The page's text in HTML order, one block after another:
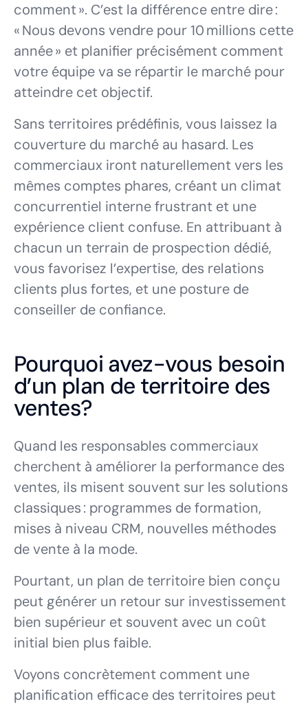
comment ». C’est la différence entre dire :
« Nous devons vendre pour 10 millions cette
année » et planifier précisément comment
votre équipe va se répartir le marché pour
atteindre cet objectif.
Sans territoires prédéfinis, vous laissez la
couverture du marché au hasard. Les
commerciaux iront naturellement vers les
mêmes comptes phares, créant un climat
concurrentiel interne frustrant et une
expérience client confuse. En attribuant à
chacun un terrain de prospection dédié,
vous favorisez l’expertise, des relations
clients plus fortes, et une posture de
conseiller de confiance.
Pourquoi avez-vous besoin
d’un plan de territoire des
ventes?
Quand les responsables commerciaux
cherchent à améliorer la performance des
ventes, ils misent souvent sur les solutions
classiques : programmes de formation,
mises à niveau CRM, nouvelles méthodes
de vente à la mode.
Pourtant, un plan de territoire bien conçu
peut générer un retour sur investissement
bien supérieur et souvent avec un coût
initial bien plus faible.
Voyons concrètement comment une
planification efficace des territoires peut